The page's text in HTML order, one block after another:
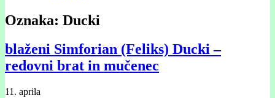
Oznaka: Ducki
blaženi Simforian (Feliks) Ducki –
redovni brat in mučenec
11. aprila